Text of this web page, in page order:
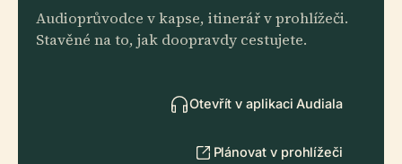
Audioprůvodce v kapse, itinerář v prohlížeči.
Stavěné na to, jak doopravdy cestujete.
Otevřít v aplikaci Audiala
Plánovat v prohlížeči